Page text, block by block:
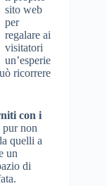
sito web
per
regalare ai
visitatori
un’esperie
ricorrere
con i
pur non
quelli a
un
di